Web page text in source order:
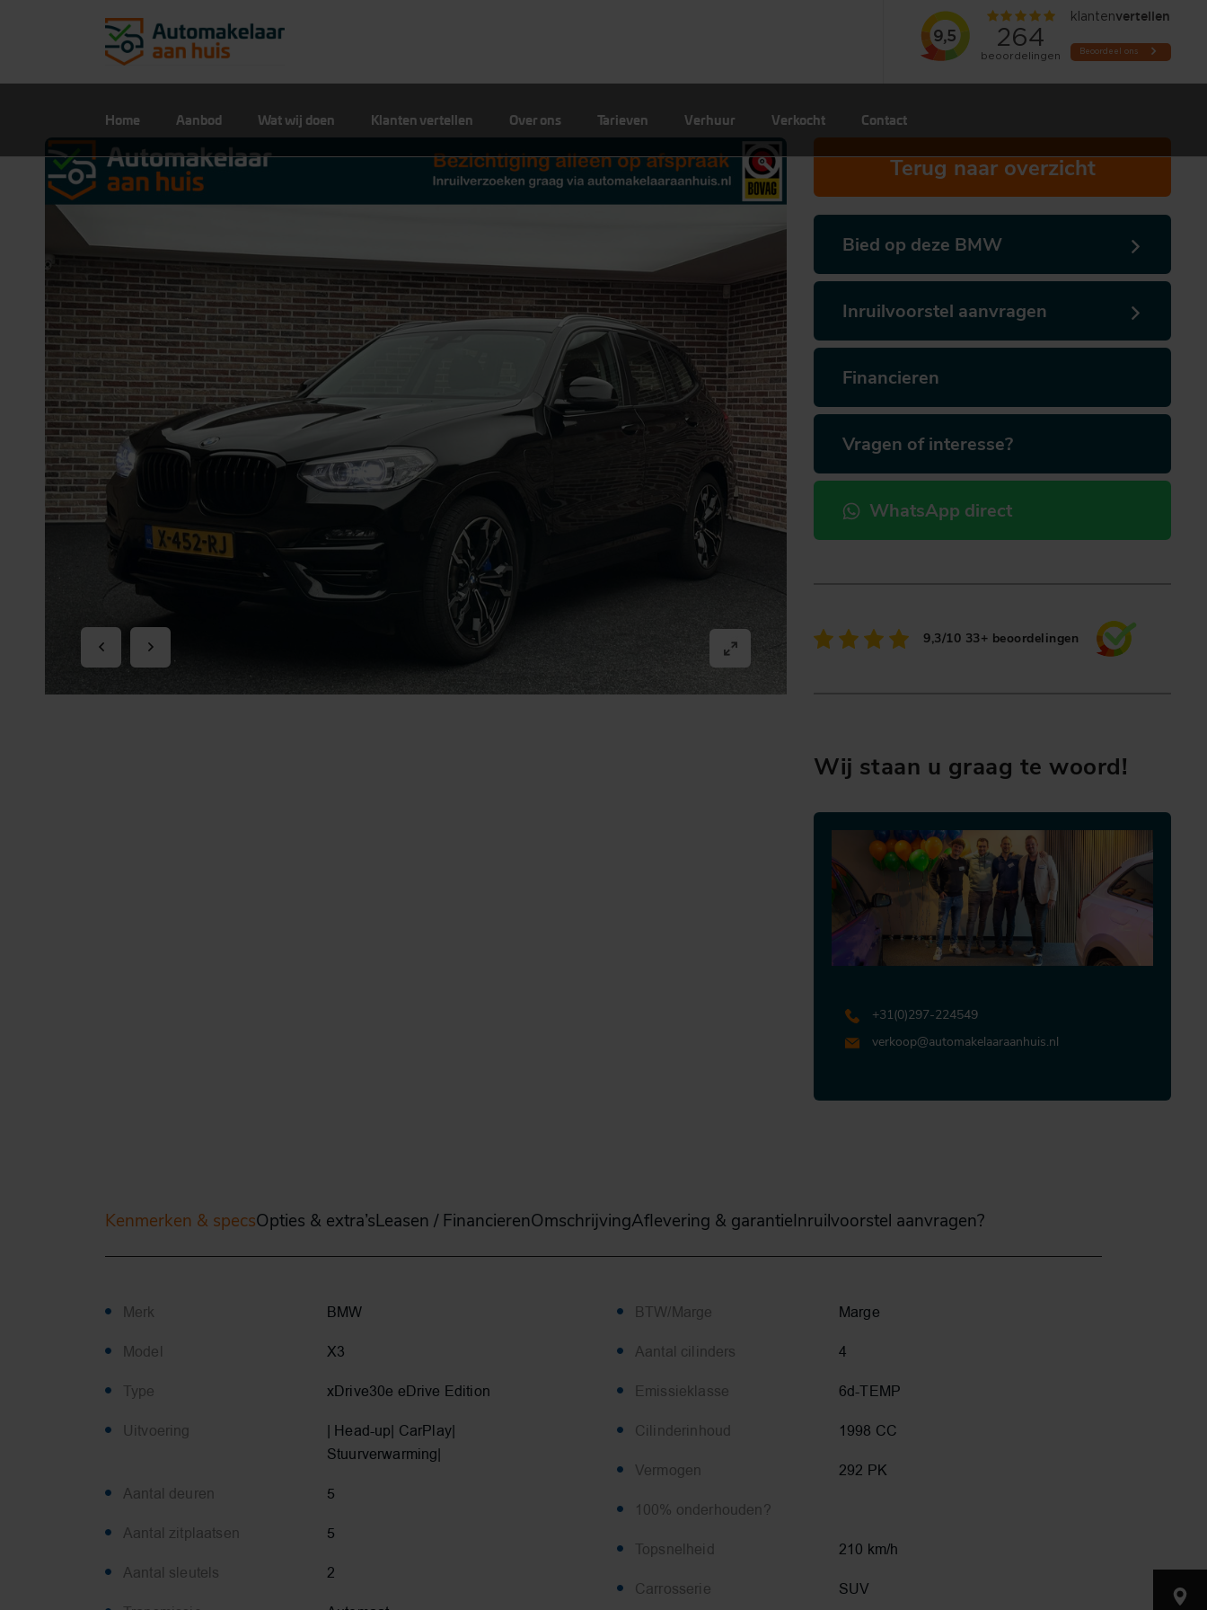
Home Aanbod Wat wij doen Klanten vertellen Over ons Tarieven Verhuur Verkocht Contact
Terug naar overzicht
Bied op deze BMW
Inruilvoorstel aanvragen
Financieren
Vragen of interesse?
WhatsApp direct
9,3/10 33+ beoordelingen
Wij staan u graag te woord!
+31 (0)297-224549
verkoop@automakelaaraanhuis.nl
Kenmerken & specsOpties & extra’sLeasen / FinancierenOmschrijvingAflevering & garantieInruilvoorstel aanvragen?
Merk
BMW
Model
X3
Type
xDrive30e eDrive Edition
Uitvoering
| Head-up| CarPlay|
Stuurverwarming|
Aantal deuren
5
Aantal zitplaatsen
5
Aantal sleutels
2
BTW/Marge
Marge
Aantal cilinders
4
Emissieklasse
6d-TEMP
Cilinderinhoud
1998 CC
Vermogen
292 PK
100% onderhouden?
Topsnelheid
210 km/h
Carrosserie
SUV